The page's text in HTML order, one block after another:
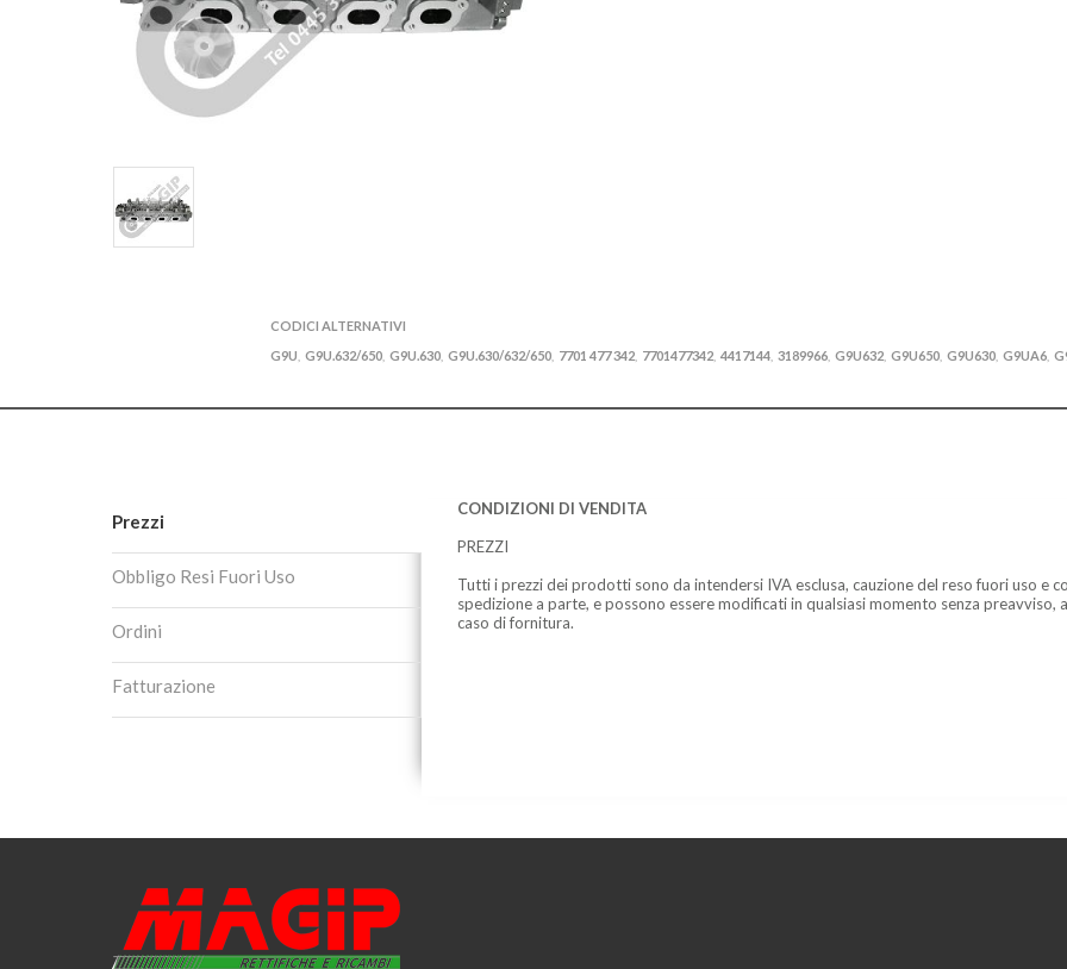
CODICI ALTERNATIVI
G9U G9U.632/650 G9U.630 G9U.630/632/650 7701 477 342 7701477342 4417144 3189966 G9U632 G9U650 G9U630 G9UA6
Prezzi
Obbligo Resi Fuori Uso
Ordini
Fatturazione
CONDIZIONI DI VENDITA
PREZZI
Tutti i prezzi dei prodotti sono da intendersi IVA esclusa, cauzione del reso fuori uso e
spedizione a parte, e possono essere modificati in qualsiasi momento senza preavviso,
caso di fornitura.